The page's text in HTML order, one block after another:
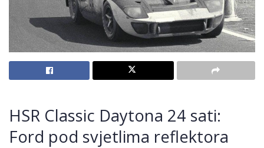
HSR Classic Daytona 24 sati:
Ford pod svjetlima reflektora